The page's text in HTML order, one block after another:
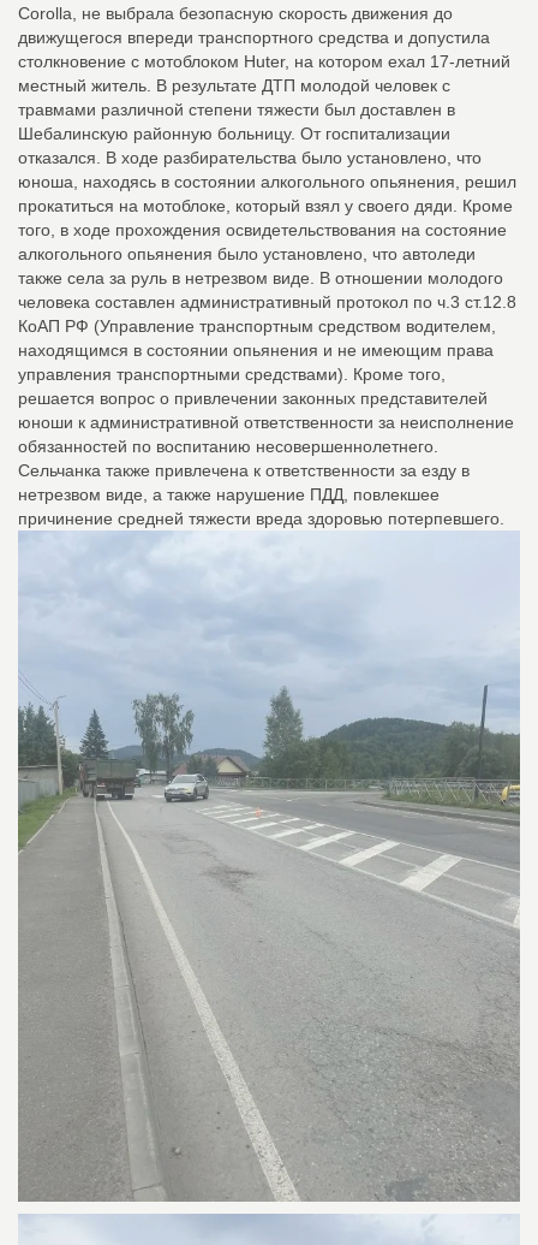
Corolla, не выбрала безопасную скорость движения до
движущегося впереди транспортного средства и допустила
столкновение с мотоблоком Huter, на котором ехал 17-летний
местный житель. В результате ДТП молодой человек с
травмами различной степени тяжести был доставлен в
Шебалинскую районную больницу. От госпитализации
отказался. В ходе разбирательства было установлено, что
юноша, находясь в состоянии алкогольного опьянения, решил
прокатиться на мотоблоке, который взял у своего дяди. Кроме
того, в ходе прохождения освидетельствования на состояние
алкогольного опьянения было установлено, что автоледи
также села за руль в нетрезвом виде. В отношении молодого
человека составлен административный протокол по ч.3 ст.12.8
КоАП РФ (Управление транспортным средством водителем,
находящимся в состоянии опьянения и не имеющим права
управления транспортными средствами). Кроме того,
решается вопрос о привлечении законных представителей
юноши к административной ответственности за неисполнение
обязанностей по воспитанию несовершеннолетнего.
Сельчанка также привлечена к ответственности за езду в
нетрезвом виде, а также нарушение ПДД, повлекшее
причинение средней тяжести вреда здоровью потерпевшего.